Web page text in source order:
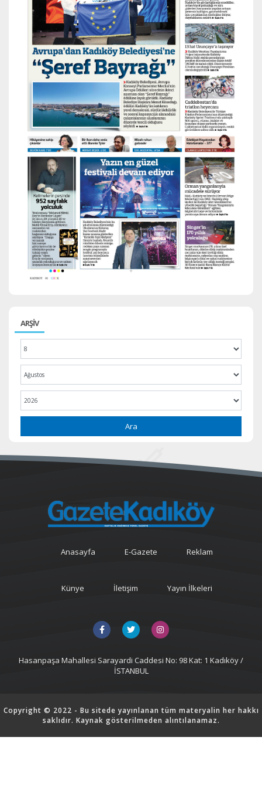
ARŞİV
Ara
Anasayfa E-Gazete Reklam
Künye İletişim Yayın İlkeleri
Hasanpaşa Mahallesi Sarayardi Caddesi No: 98 Kat: 1 Kadıköy /
İSTANBUL
Copyright © 2022 - Bu sitede yayınlanan tüm materyalin her hakkı
saklıdır. Kaynak gösterilmeden alıntılanamaz.